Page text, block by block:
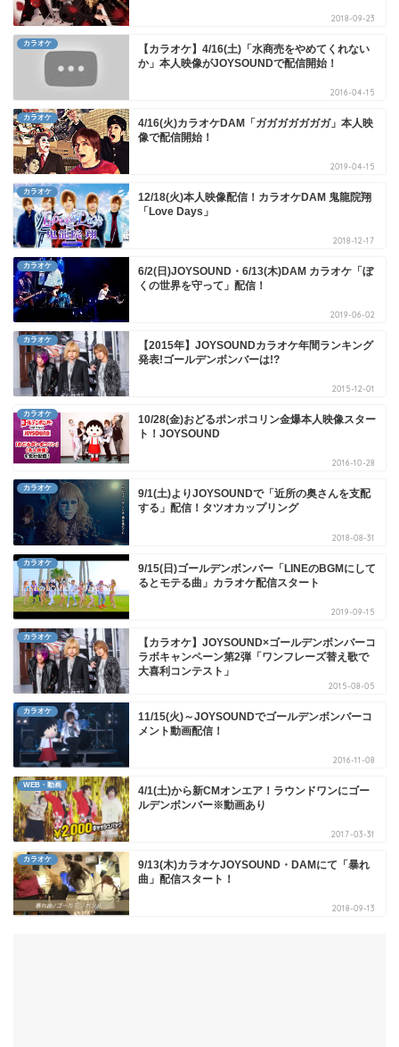
2018-09-23
カラオケ
【カラオケ】4/16(土)「水商売をやめてくれない
か」本人映像がJOYSOUNDで配信開始！
2016-04-15
カラオケ
4/16(火)カラオケDAM「ガガガガガガガ」本人映
像で配信開始！
2019-04-15
カラオケ
12/18(火)本人映像配信！カラオケDAM 鬼龍院翔
「Love Days」
2018-12-17
カラオケ
6/2(日)JOYSOUND・6/13(木)DAM カラオケ「ぼ
くの世界を守って」配信！
2019-06-02
カラオケ
【2015年】JOYSOUNDカラオケ年間ランキング
発表!ゴールデンボンバーは!?
2015-12-01
カラオケ
10/28(金)おどるポンポコリン金爆本人映像スター
ト！JOYSOUND
2016-10-28
カラオケ
9/1(土)よりJOYSOUNDで「近所の奥さんを支配
する」配信！タツオカップリング
2018-08-31
カラオケ
9/15(日)ゴールデンボンバー「LINEのBGMにして
るとモテる曲」カラオケ配信スタート
2019-09-15
カラオケ
【カラオケ】JOYSOUND×ゴールデンボンバーコ
ラボキャンペーン第2弾「ワンフレーズ替え歌で
大喜利コンテスト」
2015-08-05
カラオケ
11/15(火)～JOYSOUNDでゴールデンボンバーコ
メント動画配信！
2016-11-08
WEB・動画
4/1(土)から新CMオンエア！ラウンドワンにゴー
ルデンボンバー※動画あり
2017-03-31
カラオケ
9/13(木)カラオケJOYSOUND・DAMにて「暴れ
曲」配信スタート！
2018-09-13